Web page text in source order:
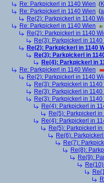
Re: Parkpickerl in 1140 Wien (
Re: Parkpickerl in 1140 Wien (
Re(2): Parkpickerl in 1140
Re: Parkpickerl in 1140 Wien
Re(2): Parkpickerl in 1140
Re(3): Parkpickerl in 1140
Re(2): Parkpickerl in 1140
Re(3): Parkpickerl in
Re(4): Parkpickerl in
Re: Parkpickerl in 1140 Wien
Re(2): Parkpickerl in 1140
Re(3): Parkpickerl in 1140
Re(3): Parkpickerl in 1140
Re(3): Parkpickerl in 1140
Re(4): Parkpickerl in
Re(5): Parkpickerl in
Re(4): Parkpickerl in
Re(5): Parkpickerl in
Re(6):
Re(7):
Re(8):
Re(9):